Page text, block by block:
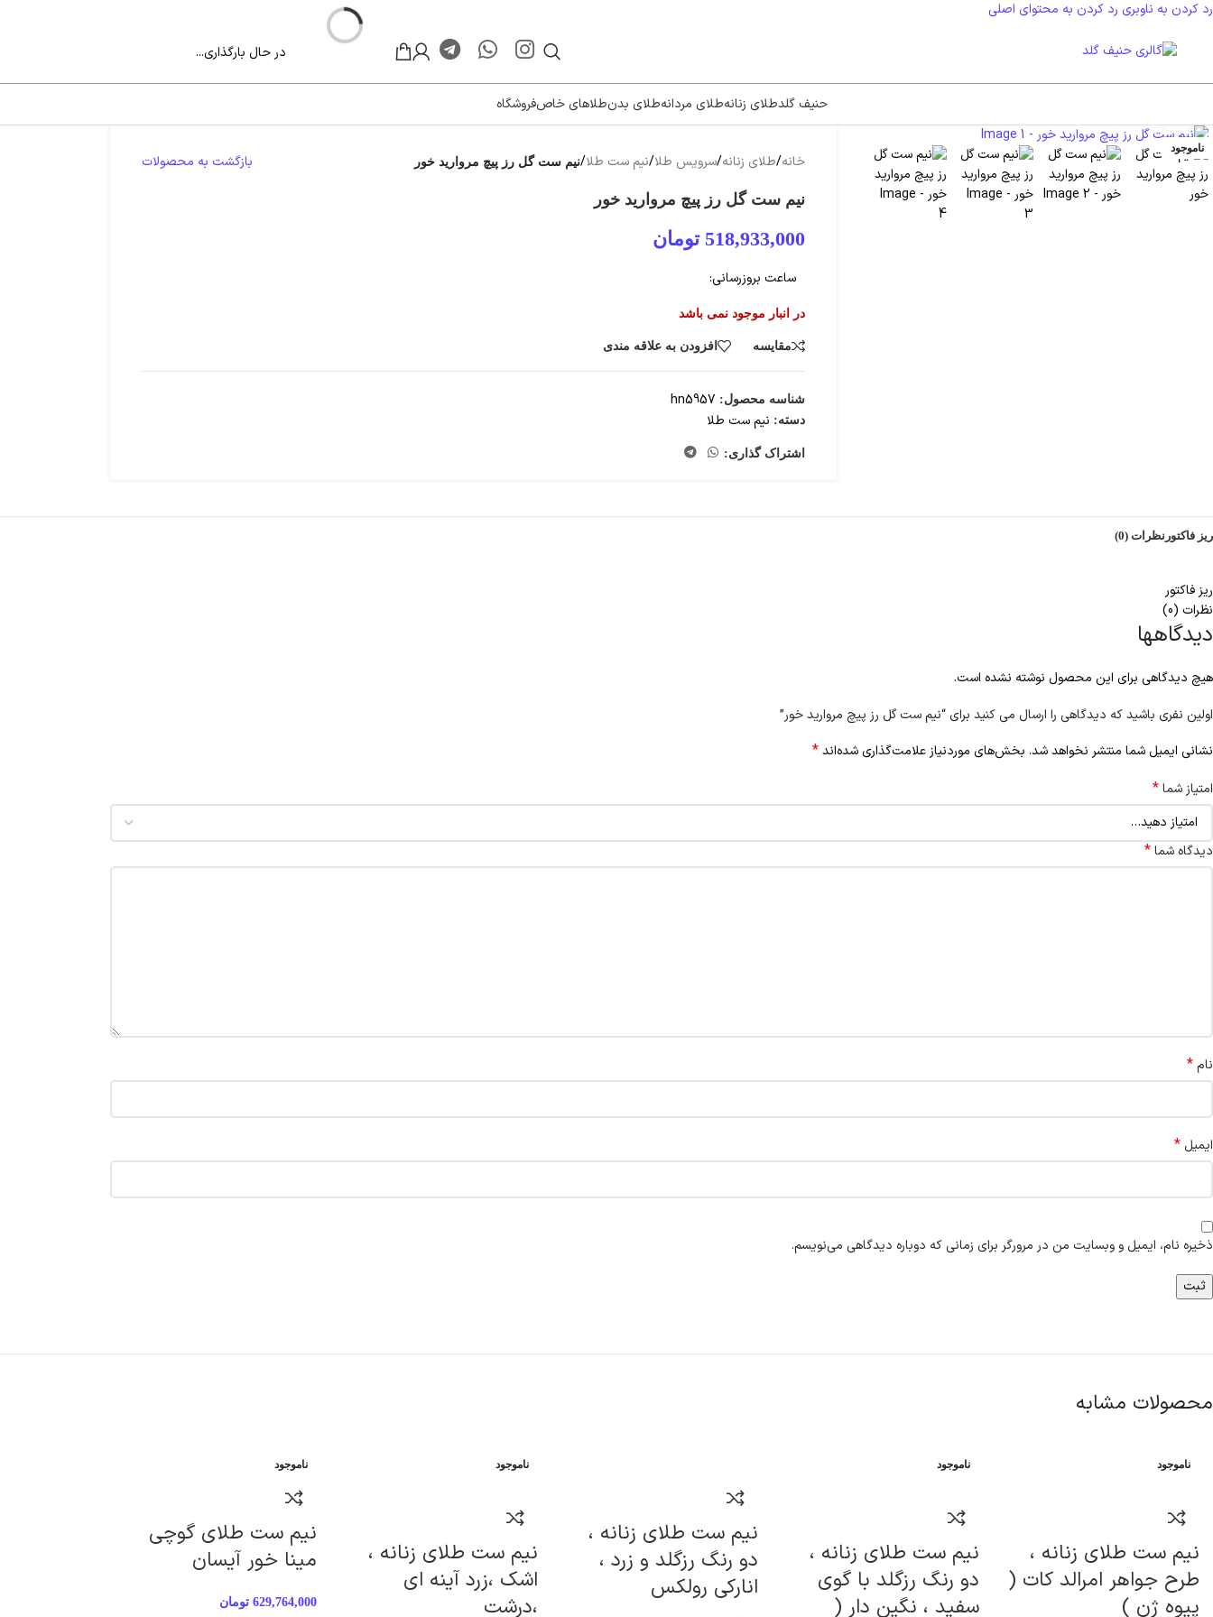
رد کردن به ناوبری رد کردن به محتوای اصلی
در حال بارگذاری...
حنیف گلدطلای زنانهطلای مردانهطلای بدنطلاهای خاصفروشگاه
ناموجود
خانه/طلای زنانه/سرویس طلا/نیم ست طلا/نیم ست گل رز پیچ مروارید خور بازگشت به محصولات
نیم ست گل رز پیچ مروارید خور
518,933,000 تومان
ساعت بروزرسانی:
در انبار موجود نمی باشد
مقایسه افزودن به علاقه مندی
شناسه محصول: hn5957
دسته: نیم ست طلا
اشتراک گذاری:
ریز فاکتور نظرات (0)
ریز فاکتور
نظرات (0)
دیدگاهها
هیچ دیدگاهی برای این محصول نوشته نشده است.
اولین نفری باشید که دیدگاهی را ارسال می کنید برای “نیم ست گل رز پیچ مروارید خور”
نشانی ایمیل شما منتشر نخواهد شد. بخش‌های موردنیاز علامت‌گذاری شده‌اند*
امتیاز شما*
دیدگاه شما*
نام*
ایمیل *
ذخیره نام، ایمیل و وبسایت من در مرورگر برای زمانی که دوباره دیدگاهی می‌نویسم.
محصولات مشابه
ناموجود
نیم ست طلای زنانه ،
طرح جواهر امرالد کات (
پیوه ژن )
ناموجود
نیم ست طلای زنانه ،
دو رنگ رزگلد با گوی
سفید ، نگین دار (
نیم ست طلای زنانه ،
دو رنگ رزگلد و زرد ،
انارکی رولکس
ناموجود
نیم ست طلای زنانه ،
اشک ،زرد آینه ای
،درشت
ناموجود
نیم ست طلای گوچی
مینا خور آیسان
629,764,000 تومان